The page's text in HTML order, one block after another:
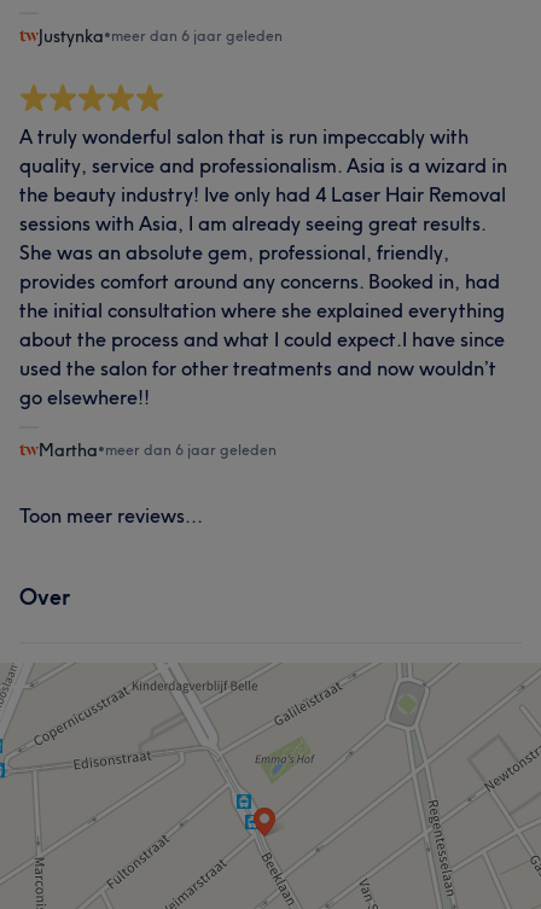
Justynka•meer dan 6 jaar geleden
A truly wonderful salon that is run impeccably with
quality, service and professionalism. Asia is a wizard in
the beauty industry! Ive only had 4 Laser Hair Removal
sessions with Asia, I am already seeing great results.
She was an absolute gem, professional, friendly,
provides comfort around any concerns. Booked in, had
the initial consultation where she explained everything
about the process and what I could expect.I have since
used the salon for other treatments and now wouldn’t
go elsewhere!!
Martha•meer dan 6 jaar geleden
Toon meer reviews...
Over